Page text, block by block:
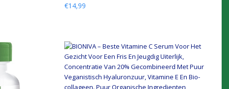
€14,99